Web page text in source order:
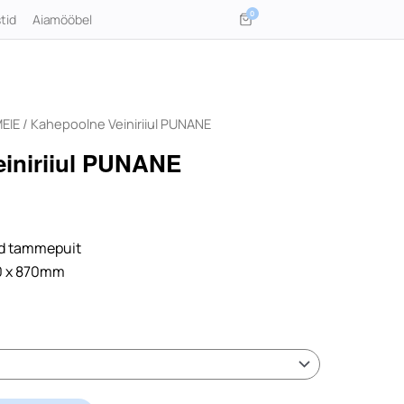
Aiamööbel 0
/ Kahepoolne Veiniriiul PUNANE
PUNANE
tammepuit
x 870mm